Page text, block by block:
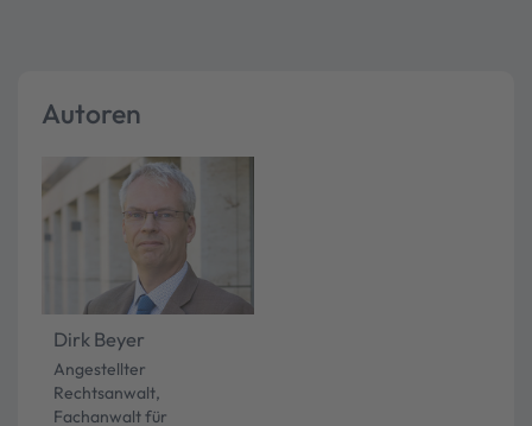
Autoren
Dirk Beyer
Angestellter
Rechtsanwalt,
Fachanwalt für